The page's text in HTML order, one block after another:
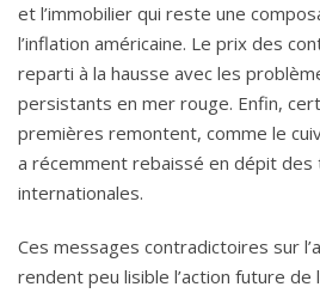
et l’immobilier qui reste une
l’inflation américaine. Le prix des
reparti à la hausse avec les
persistants en mer rouge. Enfin,
premières remontent, comme le
a récemment rebaissé en dépit des
internationales.
Ces messages contradictoires sur
rendent peu lisible l’action future de